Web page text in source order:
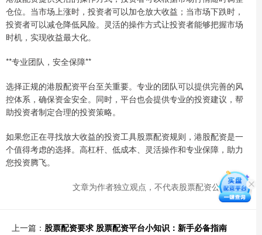
仓位。当市场上涨时，投资者可以加仓放大收益；当市场下跌时，
投资者可以减仓降低风险。灵活的操作方式让投资者能够把握市场
时机，实现收益最大化。
**专业团队，安全保障**
选择正规的港股配资平台至关重要。专业的团队可以提供完善的风
控体系，确保资金安全。同时，平台也会提供专业的投资建议，帮
助投资者制定合理的投资策略。
如果您正在寻找放大收益的投资工具股票配资规则，港股配资是一
个值得考虑的选择。高杠杆、低成本、灵活操作和专业保障，助力
您投资腾飞。
文章为作者独立观点，不代表股票配资公司观点
上一篇： 股票配资要求 股票配资平台小知识：新手必备指南